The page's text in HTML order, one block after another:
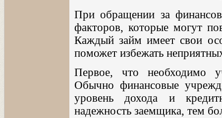
При обращении за
факторов, которые могут
Каждый займ имеет свои
поможет избежать
Первое, что необходимо
Обычно финансовые
уровень дохода и
надежность заемщика, тем